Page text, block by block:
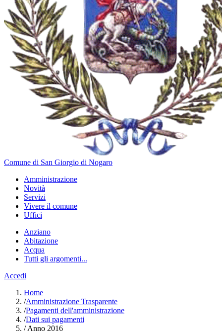
Comune di San Giorgio di Nogaro
Amministrazione
Novità
Servizi
Vivere il comune
Uffici
Anziano
Abitazione
Acqua
Tutti gli argomenti...
Accedi
Home
/Amministrazione Trasparente
/Pagamenti dell'amministrazione
/Dati sui pagamenti
/Anno 2016